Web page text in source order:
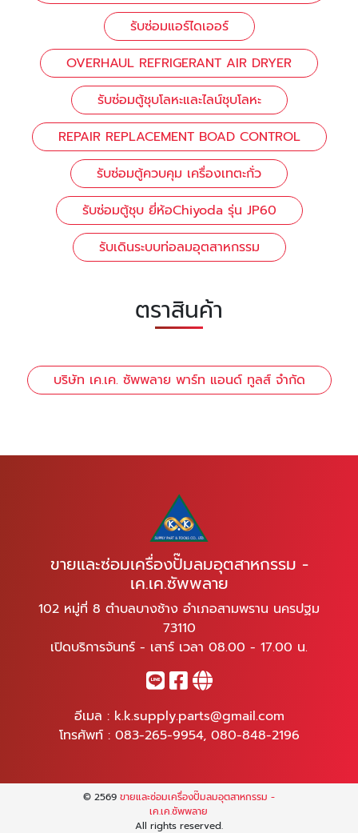
รับซ่อมแอร์ไดเออร์
OVERHAUL REFRIGERANT AIR DRYER
รับซ่อมตู้ชุบโลหะและไลน์ชุบโลหะ
REPAIR REPLACEMENT BOAD CONTROL
รับซ่อมตู้ควบคุม เครื่องเทตะกั่ว
รับซ่อมตู้ชุบ ยี่ห้อChiyoda รุ่น JP60
รับเดินระบบท่อลมอุตสาหกรรม
ตราสินค้า
บริษัท เค.เค. ซัพพลาย พาร์ท แอนด์ ทูลส์ จำกัด
ขายและซ่อมเครื่องปั๊มลมอุตสาหกรรม -
เค.เค.ซัพพลาย
102 หมู่ที่ 8 ตำบลบางช้าง อำเภอสามพราน นครปฐม
73110
เปิดบริการจันทร์ - เสาร์ เวลา 08.00 - 17.00 น.
อีเมล : k.k.supply.parts@gmail.com
โทรศัพท์ : 083-265-9954, 080-848-2196
© 2569 ขายและซ่อมเครื่องปั๊มลมอุตสาหกรรม -
เค.เค.ซัพพลาย
All rights reserved.